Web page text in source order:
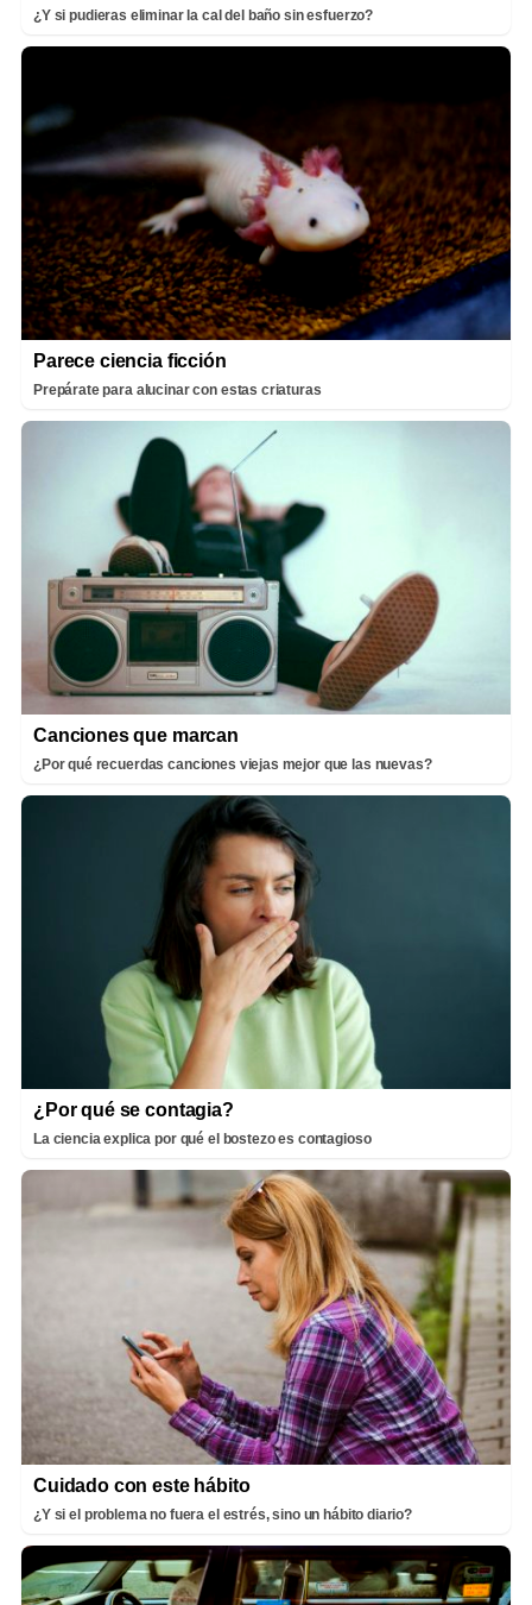
¿Y si pudieras eliminar la cal del baño sin esfuerzo?
Parece ciencia ficción
Prepárate para alucinar con estas criaturas
Canciones que marcan
¿Por qué recuerdas canciones viejas mejor que las nuevas?
¿Por qué se contagia?
La ciencia explica por qué el bostezo es contagioso
Cuidado con este hábito
¿Y si el problema no fuera el estrés, sino un hábito diario?